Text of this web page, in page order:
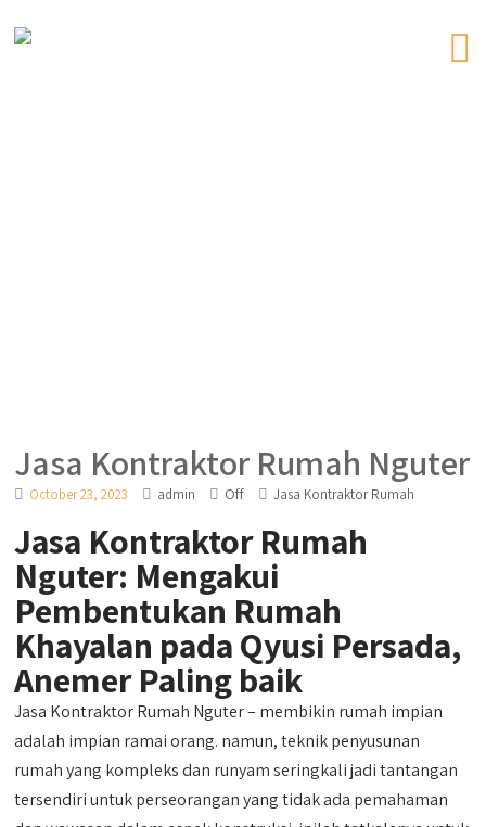
Jasa Kontraktor Rumah Nguter
October 23, 2023 admin Off Jasa Kontraktor Rumah
Jasa Kontraktor Rumah
Nguter: Mengakui
Pembentukan Rumah
Khayalan pada Qyusi Persada,
Anemer Paling baik
Jasa Kontraktor Rumah Nguter – membikin rumah impian
adalah impian ramai orang. namun, teknik penyusunan
rumah yang kompleks dan runyam seringkali jadi tantangan
tersendiri untuk perseorangan yang tidak ada pemahaman